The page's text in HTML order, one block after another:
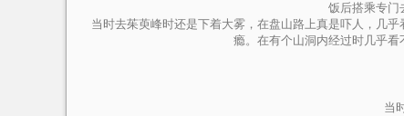
饭后搭乘专门
当时去茱萸峰时还是下着大雾，在盘山路上真是吓人，几
瘾。在有个山洞内经过时几乎看
当